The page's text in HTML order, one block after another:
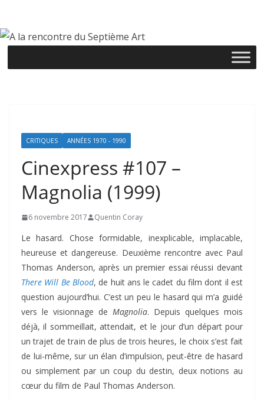
contenu
CRITIQUES ANNÉES 1970 - 1990
Cinexpress #107 –
Magnolia (1999)
6 novembre 2017 Quentin Coray
Le hasard. Chose formidable, inexplicable, implacable,
heureuse et dangereuse. Deuxième rencontre avec Paul
Thomas Anderson, après un premier essai réussi devant
There Will Be Blood, de huit ans le cadet du film dont il est
question aujourd’hui. C’est un peu le hasard qui m’a guidé
vers le visionnage de Magnolia. Depuis quelques mois
déjà, il sommeillait, attendait, et le jour d’un départ pour
un trajet de train de plus de trois heures, le choix s’est fait
de lui-même, sur un élan d’impulsion, peut-être de hasard
ou simplement par un coup du destin, deux notions au
cœur du film de Paul Thomas Anderson.